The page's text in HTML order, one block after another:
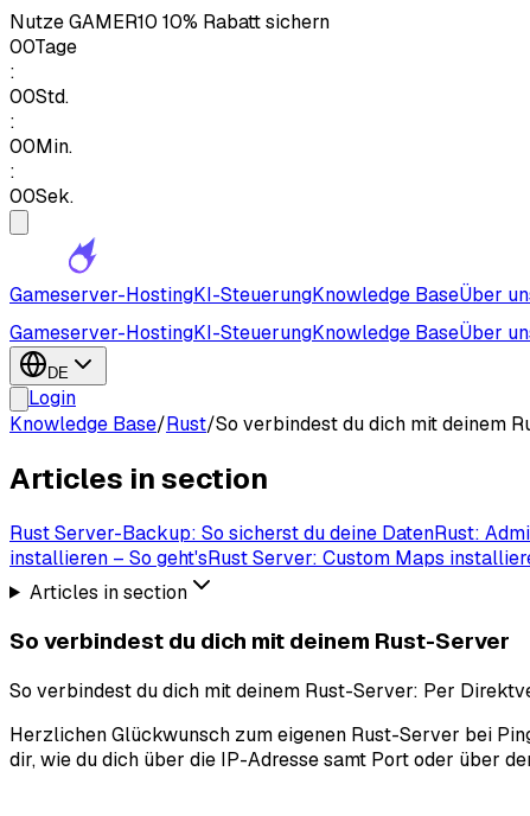
NutzeGAMER10 10% Rabatt sichern
00Tage
:
00Std.
:
00Min.
:
00Sek.
Gameserver-HostingKI-SteuerungKnowledge BaseÜber
Gameserver-HostingKI-SteuerungKnowledge BaseÜber
DE
Login
Knowledge Base/Rust/So verbindest du dich mit deinem
Articles in section
Rust Server-Backup: So sicherst du deine DatenRust:
installieren – So geht'sRust Server: Custom Maps
Articles in section
So verbindest du dich mit deinem Rust-Server
So verbindest du dich mit deinem Rust-Server: Per
Herzlichen Glückwunsch zum eigenen Rust-Server bei
dir, wie du dich über die IP-Adresse samt Port oder über